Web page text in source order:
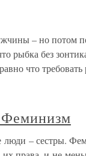
– но потом
рыбка без
что
– сестры.